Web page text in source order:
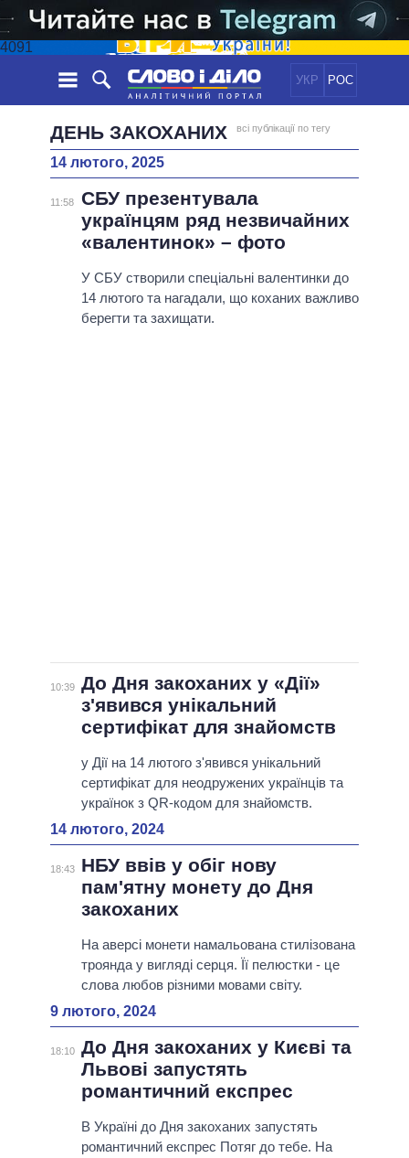
4091
УКР РОС
НОВИНИ
СТРІЧКА
ПОДІЇ
СТАТТІ
ДУМКИ
ОГЛЯДИ
ДАЙДЖЕСТИ
ЕКОНОМІКА
СУСПІЛЬСТВО
СВІТ
ПОЛIТИКИ
УСІ ПОЛІТИКИ
ПРЕЗИДЕНТ І ОФІС
ВЕРХОВНА РАДА
ІНФОГРАФІКА
ВІДЕО
ПІДТРИМАТИ
ДЕНЬ ЗАКОХАНИХ всі публікації по тегу
14 лютого, 2025
11:58
СБУ презентувала
українцям ряд незвичайних
«валентинок» – фото
У СБУ створили спеціальні валентинки до
14 лютого та нагадали, що коханих важливо
берегти та захищати.
10:39 До Дня закоханих у «Дії»
з'явився унікальний
сертифікат для знайомств
у Дії на 14 лютого з'явився унікальний
сертифікат для неодружених українців та
українок з QR-кодом для знайомств.
14 лютого, 2024
18:43
НБУ ввів у обіг нову
пам'ятну монету до Дня
закоханих
На аверсі монети намальована стилізована
троянда у вигляді серця. Її пелюстки - це
слова любов різними мовами світу.
9 лютого, 2024
18:10 До Дня закоханих у Києві та
Львові запустять
романтичний експрес
В Україні до Дня закоханих запустять
романтичний експрес Потяг до тебе. На